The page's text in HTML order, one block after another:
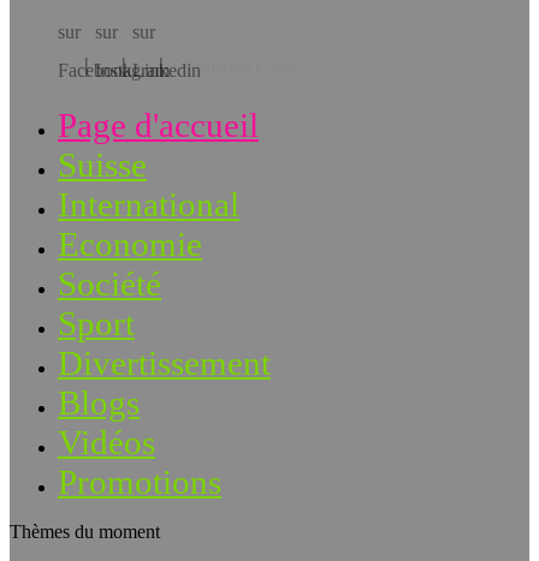
Téléchargez l’app!
Page d'accueil
Suisse
International
Economie
Société
Sport
Divertissement
Blogs
Vidéos
Promotions
Thèmes du moment